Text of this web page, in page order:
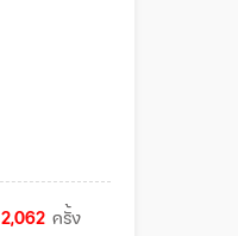
2,062 ครั้ง